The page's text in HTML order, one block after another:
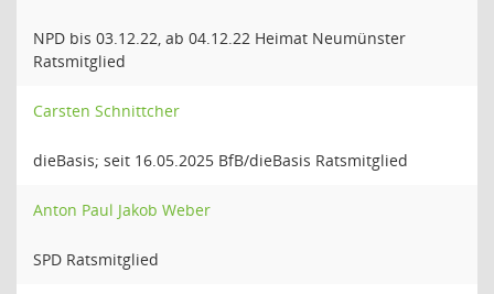
NPD bis 03.12.22, ab 04.12.22 Heimat Neumünster
Ratsmitglied
Carsten Schnittcher
dieBasis; seit 16.05.2025 BfB/dieBasis Ratsmitglied
Anton Paul Jakob Weber
SPD Ratsmitglied